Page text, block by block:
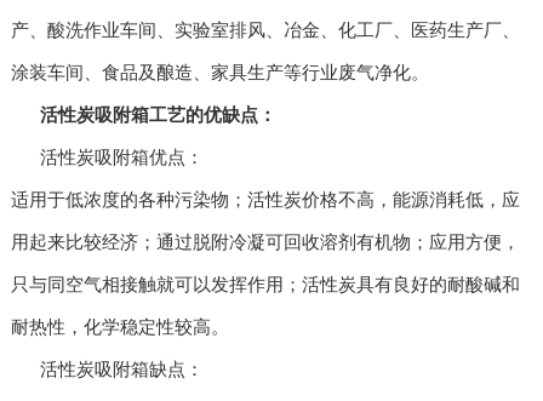
产、酸洗作业车间、实验室排风、冶金、化工厂、医药生产厂、
涂装车间、食品及酿造、家具生产等行业废气净化。
活性炭吸附箱工艺的优缺点：
活性炭吸附箱优点：
适用于低浓度的各种污染物；活性炭价格不高，能源消耗低，应
用起来比较经济；通过脱附冷凝可回收溶剂有机物；应用方便，
只与同空气相接触就可以发挥作用；活性炭具有良好的耐酸碱和
耐热性，化学稳定性较高。
活性炭吸附箱缺点：